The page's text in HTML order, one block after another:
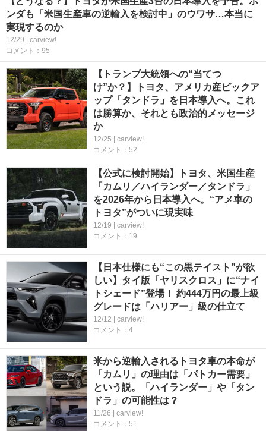
ンダも「米国生産車の逆輸入を検討中」のウワサ…本当に
実現するのか
12/29 | carview!
コメント：95
【トランプ大統領への“当てつ
け”か？】トヨタ、アメリカ産ピックア
ップ「タンドラ」を日本導入へ。これ
は勝算か、それとも政治的メッセージ
か
12/25 | carview!
コメント：52
【公式に検討開始】トヨタ、米国生産
「カムリ／ハイランダー／タンドラ」
を2026年から日本導入へ。“アメ車の
トヨタ”がついに現実味
12/19 | carview!
コメント：19
【日本仕様にも“この黒テイスト”が欲
しい】タイ版「ヤリスクロス」に“ナイ
トシェード”登場！ 約444万円の最上級
グレードは「ハリアー」級の仕立て
12/12 | carview!
コメント：4
米から逆輸入されるトヨタ車の本命が
「カムリ」の理由は「パトカー需要」
という説。「ハイランダー」や「タン
ドラ」の可能性は？
11/26 | carview!
コメント：51